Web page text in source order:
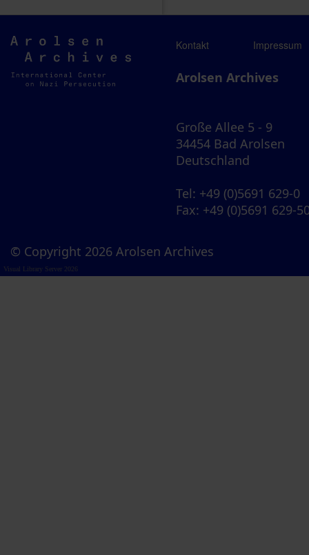
Arolsen
Archives
Kontakt Impressum
Arolsen Archives
Große Allee 5 - 9
34454 Bad Arolsen
Deutschland
Tel: +49 (0)5691 629-0
Fax: +49 (0)5691 629-
© Copyright 2026 Arolsen Archives
Visual Library Server 2026